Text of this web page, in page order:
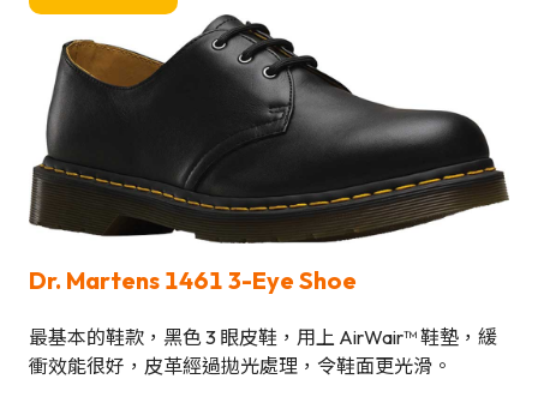
Dr. Martens 1461 3-Eye Shoe
最基本的鞋款，黑色 3 眼皮鞋，用上 AirWair™ 鞋墊，緩
衝效能很好，皮革經過拋光處理，令鞋面更光滑。